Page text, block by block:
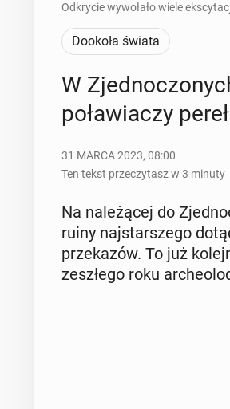
Odkrycie wywołało wiele
Dookoła świata
W
po­ła­wia­czy pereł
31 MARCA 2023, 08:00
Ten tekst przeczytasz w 3 minuty
Na na­le­żą­cej do
ruiny naj­star­sze­go
prze­ka­zów. To już
ze­szłe­go roku